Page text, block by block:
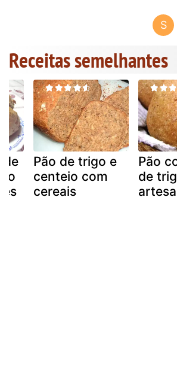
S
Receitas semelhantes
de
Pão de trigo e
centeio com
cereais
Pão
de